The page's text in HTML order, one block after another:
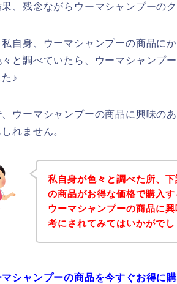
果、残念ながらウーマシャンプーの
私自身、ウーマシャンプーの商品に
々と調べていたら、ウーマシャンプ
♪
、ウーマシャンプーの商品に興味の
れません。
私自身が色々と調べた所、
の商品がお得な価格で購入
ウーマシャンプーの商品に
考にされてみてはいかがでし
マシャンプーの商品を今すぐお得に